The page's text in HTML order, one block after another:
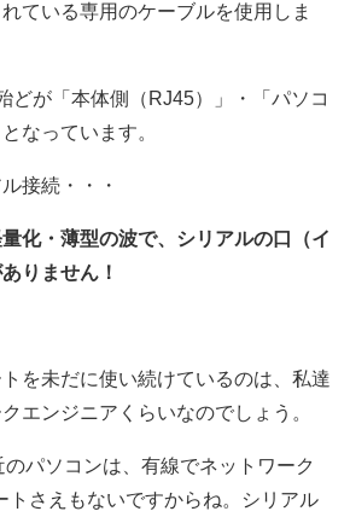
ている専用のケーブルを使用しま
どが「本体側（RJ45）」・「パソコ
なっています。
接続・・・
化・薄型の波で、シリアルの口（イ
りません！
を未だに使い続けているのは、私達
エンジニアくらいなのでしょう。
パソコンは、有線でネットワーク
トさえもないですからね。シリアル